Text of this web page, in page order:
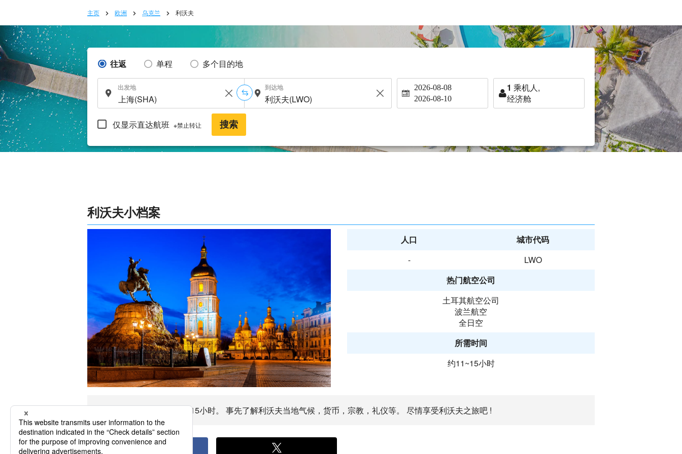
主页 欧洲 乌克兰 利沃夫
往返 单程 多个目的地
出发地 到达地 2026-08-08
2026-08-10
1 乘机人,
经济舱
仅显示直达航班 ※禁止转让 搜索
利沃夫小档案
人口
城市代码
-
LWO
热门航空公司
土耳其航空公司
波兰航空
全日空
所需时间
约11~15小时
前往利沃夫飞行时间约11~15小时。 事先了解利沃夫当地气候，货币，宗教，礼仪等。 尽情享受利沃夫之旅吧 !